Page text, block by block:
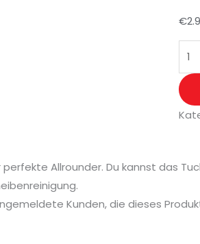
€
Allrounder. Du kannst das
Kunden, die dieses